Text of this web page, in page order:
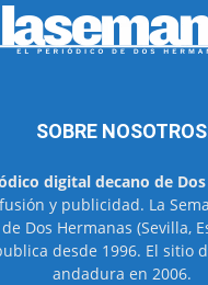
SOBRE NOSOTROS
digital decano de
y publicidad. La
Dos Hermanas (Sevilla,
desde 1996. El sitio
andadura en 2006.